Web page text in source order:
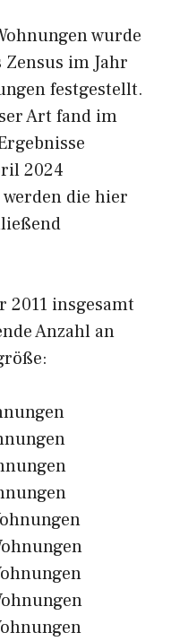
wurde
im Jahr
festgestellt.
Art fand im
2024
die hier
2011 insgesamt
Anzahl an